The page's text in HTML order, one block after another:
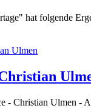
hat folgende
- Christian Ulmen -